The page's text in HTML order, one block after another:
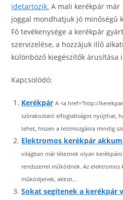
idetartozik. A mali kerékpár már
joggal mondhatjuk jó minőségű
Fő tevékenysége a kerékpár
szervizelése, a hozzájuk illő
különböző kiegészítők árusítása
Kapcsolódó:
Kerékpár A <a href=”http://
szórakoztató elfoglaltságot nyújthat,
tehet, hiszen a testmozgásra mindig
Elektromos kerékpár
világban már léteznek olyan
rendszerrel működnek. Az
működjenek, akksit...
Sokat segítenek a kerékpár